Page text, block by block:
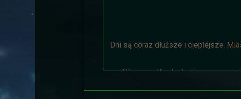
Dni są coraz dłuższe i cieplejsze.
Wyprawa Na piaskach czasu